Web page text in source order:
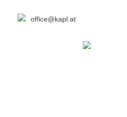
office@kapl.at